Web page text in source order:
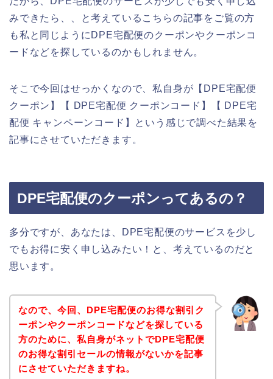
みできたら、、と考えているこちらの記事をご覧の方
も私と同じようにDPE宅配便のクーポンやクーポンコ
ードなどを探しているのかもしれません。
そこで今回はせっかくなので、私自身が【DPE宅配便
クーポン】【 DPE宅配便 クーポンコード】【 DPE宅
配便 キャンペーンコード】という感じで調べた結果を
記事にさせていただきます。
DPE宅配便のクーポンってあるの？
多分ですが、あなたは、DPE宅配便のサービスを少し
でもお得に安く申し込みたい！と、考えているのだと
思います。
なので、今回、DPE宅配便のお得な割引ク
ーポンやクーポンコードなどを探している
方のために、私自身がネットでDPE宅配便
のお得な割引セールの情報がないかを記事
にさせていただきますね。